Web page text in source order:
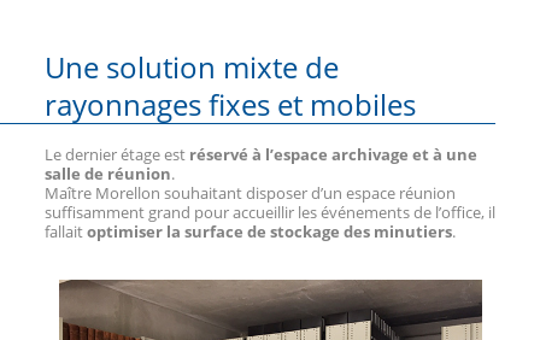
Une solution mixte de
rayonnages fixes et mobiles
Le dernier étage est réservé à l’espace archivage et à une
salle de réunion.
Maître Morellon souhaitant disposer d’un espace réunion
suffisamment grand pour accueillir les événements de l’office, il
fallaitoptimiser la surface de stockage des minutiers.